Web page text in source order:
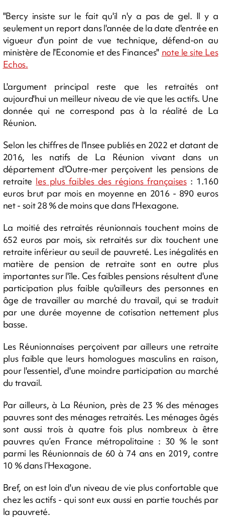
"Bercy insiste sur le fait qu'il n'y a pas de gel. Il y a
seulement un report dans l'année de la date d'entrée en
vigueur d'un point de vue technique, défend-on au
ministère de l'Economie et des Finances" note le site Les
Echos.
L'argument principal reste que les retraités ont
aujourd'hui un meilleur niveau de vie que les actifs. Une
donnée qui ne correspond pas à la réalité de La
Réunion.
Selon les chiffres de l'Insee publiés en 2022 et datant de
2016, les natifs de La Réunion vivant dans un
département d'Outre-mer perçoivent les pensions de
retraite les plus faibles des régions françaises: 1.160
euros brut par mois en moyenne en 2016 - 890 euros
net - soit 28 % de moins que dans l'Hexagone.
La moitié des retraités réunionnais touchent moins de
652 euros par mois, six retraités sur dix touchent une
retraite inférieur au seuil de pauvreté. Les inégalités en
matière de pension de retraite sont en outre plus
importantes sur l'île. Ces faibles pensions résultent d'une
participation plus faible qu'ailleurs des personnes en
âge de travailler au marché du travail, qui se traduit
par une durée moyenne de cotisation nettement plus
basse.
Les Réunionnaises perçoivent par ailleurs une retraite
plus faible que leurs homologues masculins en raison,
pour l'essentiel, d'une moindre participation au marché
du travail.
Par ailleurs, à La Réunion, près de 23 % des ménages
pauvres sont des ménages retraités. Les ménages âgés
sont aussi trois à quatre fois plus nombreux à être
pauvres qu’en France métropolitaine : 30 % le sont
parmi les Réunionnais de 60 à 74 ans en 2019, contre
10 % dans l’Hexagone.
Bref, on est loin d'un niveau de vie plus confortable que
chez les actifs - qui sont eux aussi en partie touchés par
la pauvreté.